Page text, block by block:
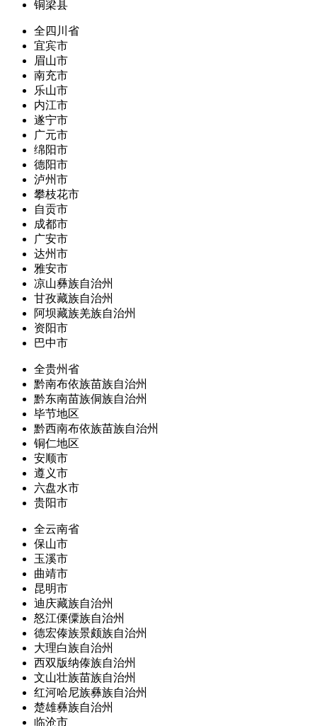
铜梁县
全四川省
宜宾市
眉山市
南充市
乐山市
内江市
遂宁市
广元市
绵阳市
德阳市
泸州市
攀枝花市
自贡市
成都市
广安市
达州市
雅安市
凉山彝族自治州
甘孜藏族自治州
阿坝藏族羌族自治州
资阳市
巴中市
全贵州省
黔南布依族苗族自治州
黔东南苗族侗族自治州
毕节地区
黔西南布依族苗族自治州
铜仁地区
安顺市
遵义市
六盘水市
贵阳市
全云南省
保山市
玉溪市
曲靖市
昆明市
迪庆藏族自治州
怒江傈僳族自治州
德宏傣族景颇族自治州
大理白族自治州
西双版纳傣族自治州
文山壮族苗族自治州
红河哈尼族彝族自治州
楚雄彝族自治州
临沧市